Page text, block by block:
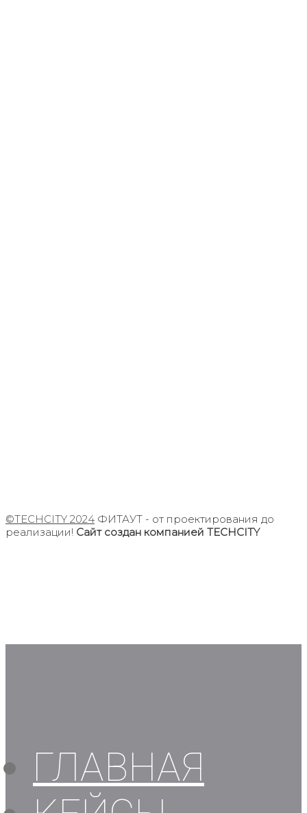
©TECHCITY 2024 ФИТАУТ - от проектирования до
реализации! Сайт создан компанией TECHCITY
ГЛАВНАЯ